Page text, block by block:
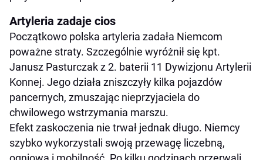
Artyleria zadaje cios
Początkowo polska artyleria zadała Niemcom
poważne straty. Szczególnie wyróżnił się kpt.
Janusz Pasturczak z 2. baterii 11 Dywizjonu Artylerii
Konnej. Jego działa zniszczyły kilka pojazdów
pancernych, zmuszając nieprzyjaciela do
chwilowego wstrzymania marszu.
Efekt zaskoczenia nie trwał jednak długo. Niemcy
szybko wykorzystali swoją przewagę liczebną,